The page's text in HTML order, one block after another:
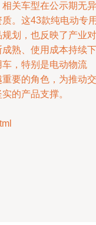
关车型在公示期无异
。这43款纯电动专
划，也反映了产业对
熟、使用成本持续下
，特别是电动物流
要的角色，为推动交
的产品支撑。